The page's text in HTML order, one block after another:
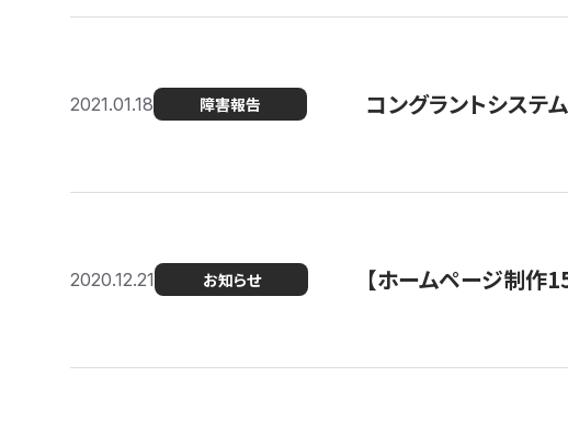
2021.01.18 障害報告 コングラントシステ
2020.12.21 お知らせ 【ホームページ制作